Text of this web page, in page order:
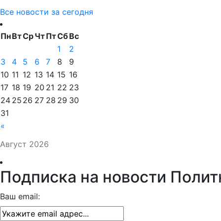
Все новости за сегодня
Август 2026
ПнВтСрЧтПтСбВс
«
1
2
3
4 5 6 7 8
9
10 11 12 13 14 15 16
17 18 19 20 21 22 23
24 25 26 27 28 29 30
31
Подписка на новости
Ваш email: